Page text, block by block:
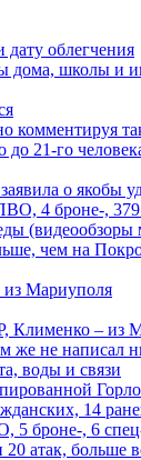
дату облегчения
дома, школы и
комментируя
до 21-го
о якобы
4 броне-,
(видеообзоры
чем на
Мариуполя
Клименко –
же не написал
воды и связи
14
, 6
атак, больше